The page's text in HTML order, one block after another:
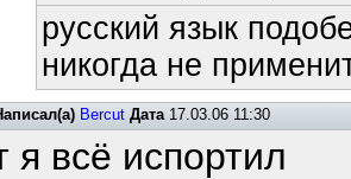
русский язык
никогда не
Bercut Дата17.03.06 11:30
я всё испортил